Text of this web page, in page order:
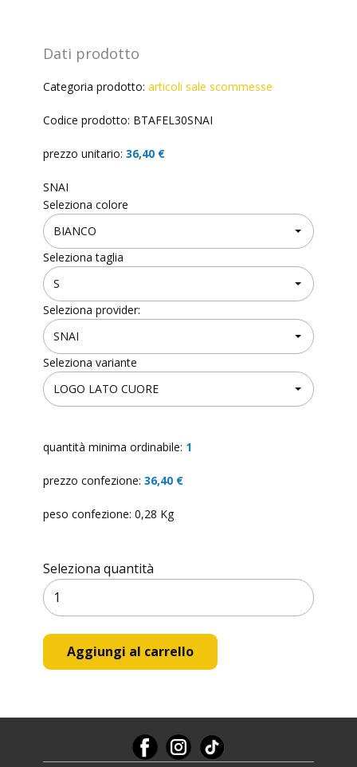
Dati prodotto
Categoria prodotto: articoli sale scommesse
Codice prodotto: BTAFEL30SNAI
prezzo unitario: 36,40 €
SNAI
Seleziona colore
Seleziona taglia
Seleziona provider:
Seleziona variante
quantità minima ordinabile: 1
prezzo confezione: 36,40 €
peso confezione: 0,28 Kg
Seleziona quantità